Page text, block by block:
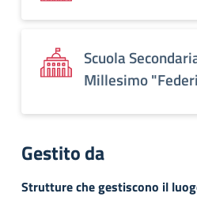
Scuola
Millesimo
Gestito da
Strutture che gestiscono il